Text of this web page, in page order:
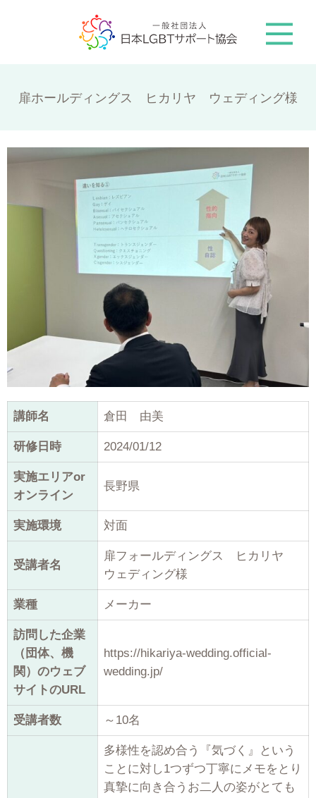
扉ホールディングス ヒカリヤ ウェディング様
講師名 倉田 由美
研修日時 2024/01/12
実施エリアor
オンライン
長野県
実施環境 対面
受講者名
扉フォールディングス ヒカリヤ
ウェディング様
業種 メーカー
訪問した企業
（団体、機
関）のウェブ
サイトのURL
https://hikariya-wedding.official-
wedding.jp/
受講者数 ～10名
多様性を認め合う『気づく』という
ことに対し1つずつ丁寧にメモをとり
真摯に向き合うお二人の姿がとても